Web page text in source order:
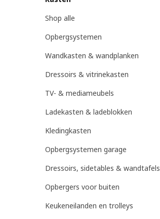
Shop alle
Opbergsystemen
Wandkasten & wandplanken
Dressoirs & vitrinekasten
TV- & mediameubels
Ladekasten & ladeblokken
Kledingkasten
Opbergsystemen garage
Dressoirs, sidetables & wandtafels
Opbergers voor buiten
Keukeneilanden en trolleys